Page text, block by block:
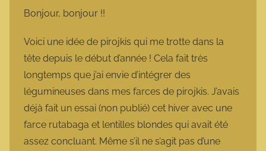
m
o
t
t
e
Bonjour, bonjour !!
Voici une idée de pirojkis qui me trotte dans la
tête depuis le début d’année ! Cela fait très
longtemps que j’ai envie d’intégrer des
légumineuses dans mes farces de pirojkis. J’avais
déjà fait un essai (non publié) cet hiver avec une
farce rutabaga et lentilles blondes qui avait été
assez concluant. Même s’il ne s’agit pas d’une